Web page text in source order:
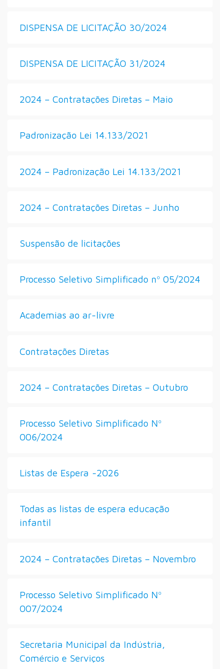
DISPENSA DE LICITAÇÃO 30/2024
DISPENSA DE LICITAÇÃO 31/2024
2024 – Contratações Diretas – Maio
Padronização Lei 14.133/2021
2024 – Padronização Lei 14.133/2021
2024 – Contratações Diretas – Junho
Suspensão de licitações
Processo Seletivo Simplificado nº 05/2024
Academias ao ar-livre
Contratações Diretas
2024 – Contratações Diretas – Outubro
Processo Seletivo Simplificado Nº
006/2024
Listas de Espera -2026
Todas as listas de espera educação
infantil
2024 – Contratações Diretas – Novembro
Processo Seletivo Simplificado Nº
007/2024
Secretaria Municipal da Indústria,
Comércio e Serviços